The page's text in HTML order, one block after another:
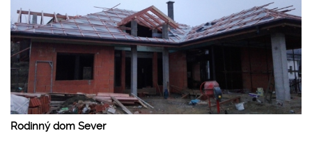
Rodinný dom Sever